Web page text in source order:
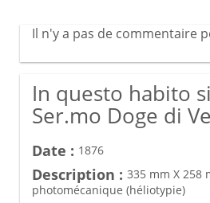
Il n'y a pas de commentaire
In questo habito
Ser.mo Doge di
Date : 1876
Description : 335 mm X 258
photomécanique (héliotypie)